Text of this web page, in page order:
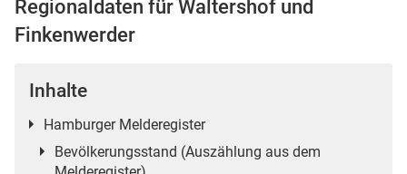
Regionaldaten für Waltershof und
Finkenwerder
Inhalte
Hamburger Melderegister
Bevölkerungsstand (Auszählung aus dem